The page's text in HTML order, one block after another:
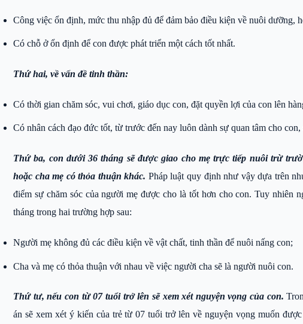
Công việc ổn định, mức thu nhập đủ để đảm bảo điều kiện về nuôi dưỡng,
Có chỗ ở ổn định để con được phát triển một cách tốt nhất.
Thứ hai, về vấn đề tinh thần:
Có thời gian chăm sóc, vui chơi, giáo dục con, đặt quyền lợi của con lên
Có nhân cách đạo đức tốt, từ trước đến nay luôn dành sự quan tâm cho con,
Thứ ba, con dưới 36 tháng sẽ được giao cho mẹ trực tiếp nuôi trừ
hoặc cha mẹ có thỏa thuận khác. Pháp luật quy định như vậy dựa trên
điểm sự chăm sóc của người mẹ được cho là tốt hơn cho con. Tuy nhiên
tháng trong hai trường hợp sau:
Người mẹ không đủ các điều kiện về vật chất, tinh thần để nuôi nấng con;
Cha và mẹ có thỏa thuận với nhau về việc người cha sẽ là người nuôi con.
Thứ tư, nếu con từ 07 tuổi trở lên sẽ xem xét nguyện vọng của con.
án sẽ xem xét ý kiến của trẻ từ 07 tuổi trở lên về nguyện vọng muốn